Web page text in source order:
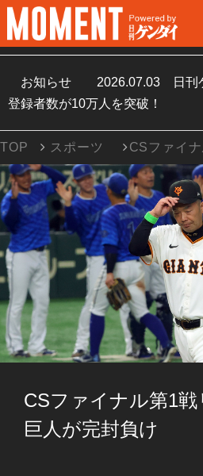
お知らせ 2026.07.03
日刊
登録者数が10万人を突破！
TOP スポーツ CSファイ
CSファイナル第1戦
巨人が完封負け